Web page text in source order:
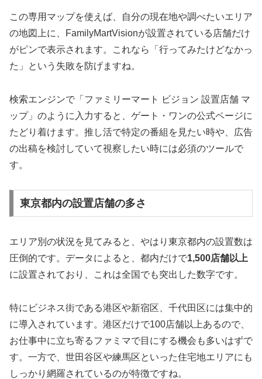
この専用マップを使えば、自分の現在地や調べたいエリア
の地図上に、FamilyMartVisionが設置されている店舗だけ
がピンで表示されます。これなら「行ってみたけどなかっ
た」という失敗を防げますね。
検索エンジンで「ファミリーマート ビジョン 設置店舗 マ
ップ」のように入力すると、ゲート・ワンの公式ページに
たどり着けます。推し活で特定の番組を見たい時や、広告
の出稿を検討していて視察したい時には必須のツールで
す。
東京都内の設置店舗の多さ
エリア別の状況を見てみると、やはり東京都内の設置数は
圧倒的です。データによると、都内だけで1,500店舗以上
に設置されており、これは全国でも突出した数字です。
特にビジネス街である港区や新宿区、千代田区には集中的
に導入されています。港区だけで100店舗以上あるので、
お仕事中に立ち寄るファミマで目にする機会も多いはずで
す。一方で、世田谷区や練馬区といった住宅地エリアにも
しっかり網羅されているのが特徴ですね。